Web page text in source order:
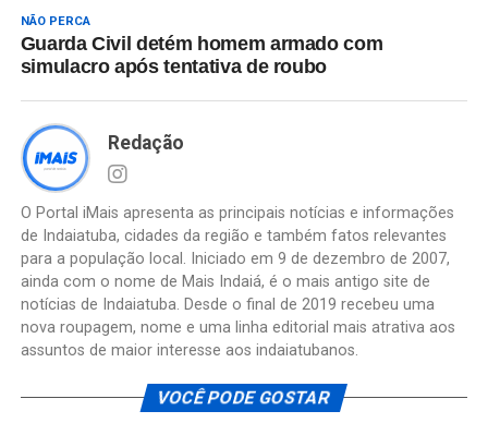
NÃO PERCA
Guarda Civil detém homem armado com
simulacro após tentativa de roubo
Redação
O Portal iMais apresenta as principais notícias e informações
de Indaiatuba, cidades da região e também fatos relevantes
para a população local. Iniciado em 9 de dezembro de 2007,
ainda com o nome de Mais Indaiá, é o mais antigo site de
notícias de Indaiatuba. Desde o final de 2019 recebeu uma
nova roupagem, nome e uma linha editorial mais atrativa aos
assuntos de maior interesse aos indaiatubanos.
VOCÊ PODE GOSTAR